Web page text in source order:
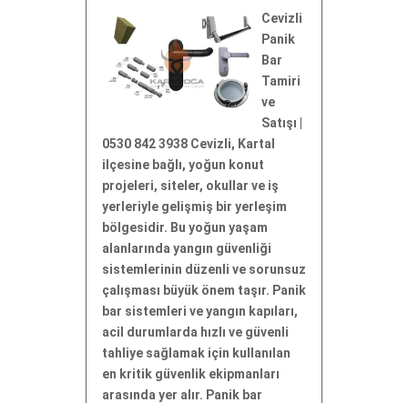
Cevizli
Panik
Bar
Tamiri
ve
Satışı |
0530 842 3938 Cevizli, Kartal
ilçesine bağlı, yoğun konut
projeleri, siteler, okullar ve iş
yerleriyle gelişmiş bir yerleşim
bölgesidir. Bu yoğun yaşam
alanlarında yangın güvenliği
sistemlerinin düzenli ve sorunsuz
çalışması büyük önem taşır. Panik
bar sistemleri ve yangın kapıları,
acil durumlarda hızlı ve güvenli
tahliye sağlamak için kullanılan
en kritik güvenlik ekipmanları
arasında yer alır. Panik bar